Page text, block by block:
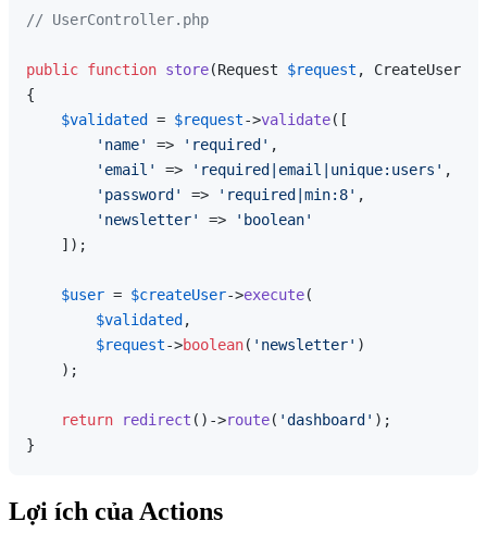
// UserController.php
public function store(Request $request ,
{
$validated
= $request->validate([
'name'
=> 'required' ,
'email'
=> 'required|email|unique:users' ,
'password'
=> 'required|min:8' ,
'newsletter'
=>
'boolean'
    ]);
$user = $createUser->execute(
$validated ,
$request->boolean( 'newsletter' )
    );
return redirect ()->route( 'dashboard' );
Lợi ích của Actions